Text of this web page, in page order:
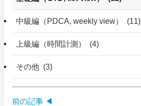
中級編（PDCA, weekly view） (11)
上級編（時間計測） (4)
その他 (3)
前の記事 ◀